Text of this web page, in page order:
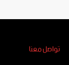
تواصل معنا